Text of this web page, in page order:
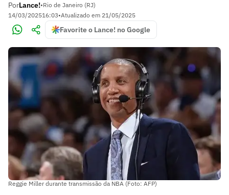
PorLance!•Rio de Janeiro (RJ)
14/03/202516:03•Atualizado em 21/05/2025
Favorite o Lance! no Google
Reggie Miller durante transmissão da NBA (Foto: AFP)